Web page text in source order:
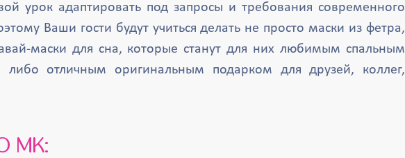
урок адаптировать под запросы и требования современного
Ваши гости будут учиться делать не просто маски из фетра,
маски для сна, которые станут для них любимым спальным
либо отличным оригинальным подарком для друзей, коллег,
МК: